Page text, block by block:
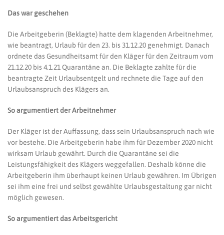
Das war geschehen
Die Arbeitgeberin (Beklagte) hatte dem klagenden Arbeitnehmer,
wie beantragt, Urlaub für den 23. bis 31.12.20 genehmigt. Danach
ordnete das Gesundheitsamt für den Kläger für den Zeitraum vom
21.12.20 bis 4.1.21 Quarantäne an. Die Beklagte zahlte für die
beantragte Zeit Urlaubsentgelt und rechnete die Tage auf den
Urlaubsanspruch des Klägers an.
So argumentiert der Arbeitnehmer
Der Kläger ist der Auffassung, dass sein Urlaubsanspruch nach wie
vor bestehe. Die Arbeitgeberin habe ihm für Dezember 2020 nicht
wirksam Urlaub gewährt. Durch die Quarantäne sei die
Leistungsfähigkeit des Klägers weggefallen. Deshalb könne die
Arbeitgeberin ihm überhaupt keinen Urlaub gewähren. Im Übrigen
sei ihm eine frei und selbst gewählte Urlaubsgestaltung gar nicht
möglich gewesen.
So argumentiert das Arbeitsgericht